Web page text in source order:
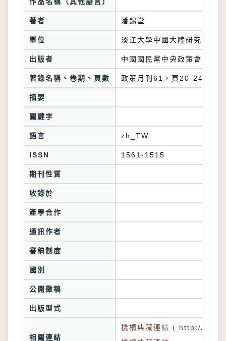
著者 潘錫堂
單位 淡江大學中國大陸研究所
出版者 中國國民黨中央政策會政策
著錄名稱、卷期、頁數 政策月刊61，頁20-24
摘要
關鍵字
語言 zh_TW
ISSN 1561-1515
期刊性質
收錄於
產學合作
通訊作者
審稿制度
國別
公開徵稿
出版型式
相關連結
機構典藏連結 ( http://